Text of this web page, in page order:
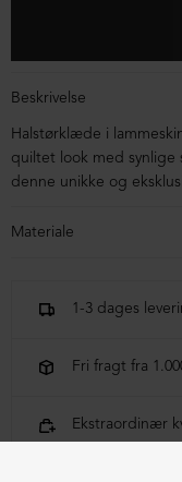
Beskrivelse
Halstørklæde i
quiltet look med
denne unikke og
Materiale
1-3 dages
Fri fragt fra
Ekstraordinær